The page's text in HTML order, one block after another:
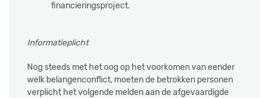
financieringsproject.
Informatieplicht
Nog steeds met het oog op het voorkomen van eender
welk belangenconflict, moeten de betrokken personen
verplicht het volgende melden aan de afgevaardigde